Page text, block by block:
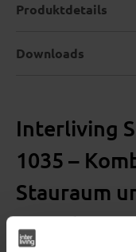
Interliving
1035 –
Stauraum
Gestaltung
Produktdetails
Downloads